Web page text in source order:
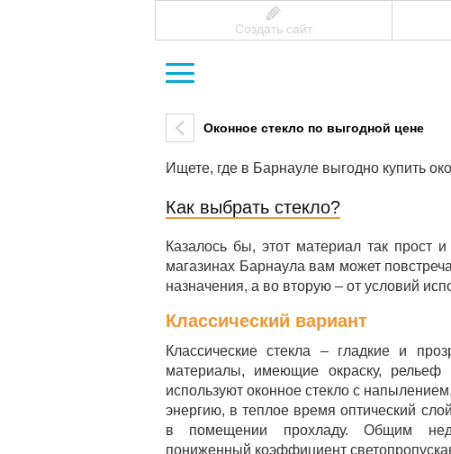
Создать сайт
Оконное стекло по выгодной цене
Ищете, где в Барнауле выгодно купить
Как выбрать стекло?
Казалось бы, этот материал так прост
магазинах Барнаула вам может
назначения, а во вторую – от условий
Классический вариант
Классические стекла – гладкие и
материалы, имеющие окраску, рельеф
используют оконное стекло с
энергию, в теплое время оптический
в помещении прохладу. Общим
пониженный коэффициент